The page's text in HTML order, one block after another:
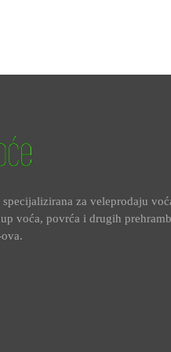
za veleprodaju
voća, povrća i drugih